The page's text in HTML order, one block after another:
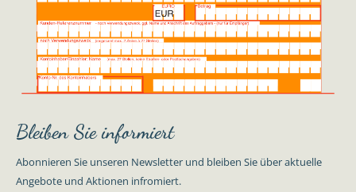
Bleiben Sie informiert
Abonnieren Sie unseren Newsletter und bleiben Sie über aktuelle
Angebote und Aktionen infromiert.